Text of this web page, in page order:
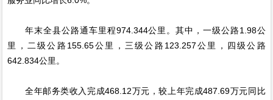
年末全县公路通车里程974.344公里。其中，一级公路1.98公
里，二级公路155.65公里，三级公路123.257公里，四级公路
642.834公里。
全年邮务类收入完成468.12万元，较上年完成487.69万元同比